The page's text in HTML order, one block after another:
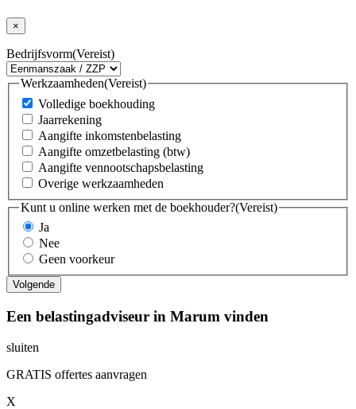
×
Bedrijfsvorm(Vereist)
Werkzaamheden(Vereist)
Volledige boekhouding
Jaarrekening
Aangifte inkomstenbelasting
Aangifte omzetbelasting (btw)
Aangifte vennootschapsbelasting
Overige werkzaamheden
Kunt u online werken met de boekhouder?(Vereist)
Ja
Nee
Geen voorkeur
Een belastingadviseur in Marum vinden
sluiten
GRATIS offertes aanvragen
X